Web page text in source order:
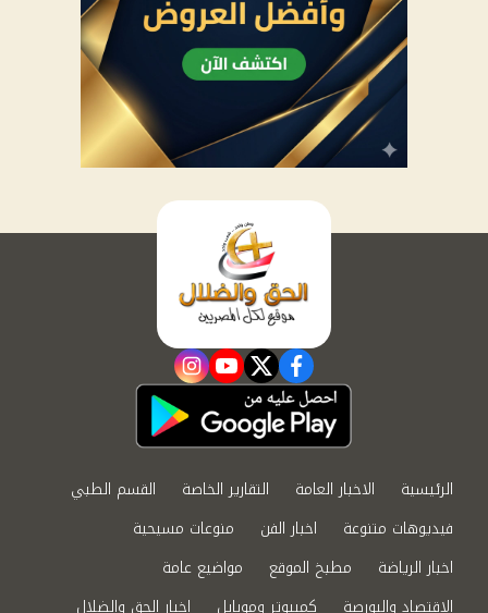
facebook
twitter
youtube
instagram
الرئيسية الاخبار العامة التقارير الخاصة
القسم الطبي
فيديوهات متنوعة
اخبار الفن
منوعات مسيحية
اخبار الرياضة
مطبخ الموقع
مواضيع عامة
الاقتصاد والبورصة
كمبيوتر وموبايل اخبار الحق والضلال